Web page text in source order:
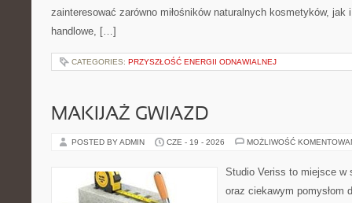
zainteresować zarówno miłośników naturalnych kosmetyków, jak
handlowe, […]
CATEGORIES: PRZYSZŁOŚĆ ENERGII ODNAWIALNEJ
MAKIJAŻ GWIAZD
POSTED BY ADMIN CZE - 19 - 2026 MOŻLIWOŚĆ
Studio Veriss to miejsce w
oraz ciekawym pomysłom